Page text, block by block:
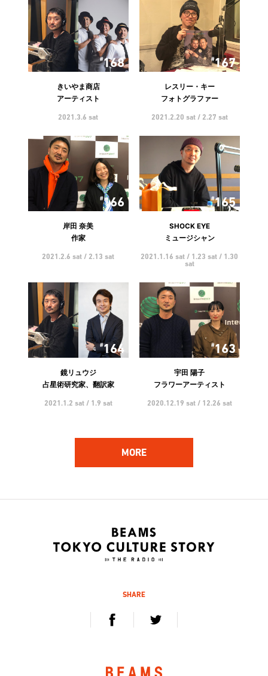
168
きいやま商店
アーティスト
2021.3.6 sat
167
レスリー・キー
フォトグラファー
2021.2.20 sat / 2.27 sat
166
岸田 奈美
作家
2021.2.6 sat / 2.13 sat
165
SHOCK EYE
ミュージシャン
2021.1.16 sat / 1.23 sat / 1.30
sat
164
鏡リュウジ
占星術研究家、翻訳家
2021.1.2 sat / 1.9 sat
163
宇田 陽子
フラワーアーティスト
2020.12.19 sat / 12.26 sat
2020.12.5 sat / 12.12 sat
2020.11.21 sat / 11.28 sat
MORE
SHARE